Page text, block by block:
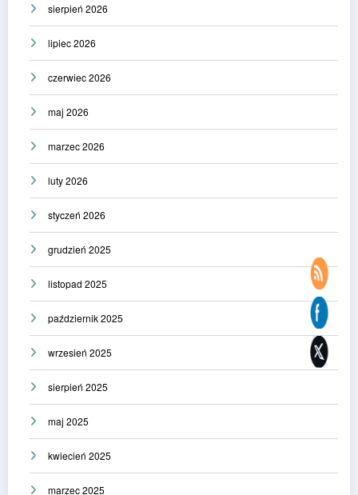
sierpień 2026
lipiec 2026
czerwiec 2026
maj 2026
marzec 2026
luty 2026
styczeń 2026
grudzień 2025
listopad 2025
październik 2025
wrzesień 2025
sierpień 2025
maj 2025
kwiecień 2025
marzec 2025